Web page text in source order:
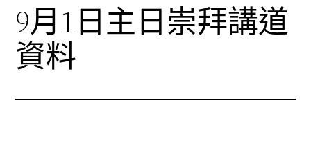
9月1日主日崇拜講道
資料